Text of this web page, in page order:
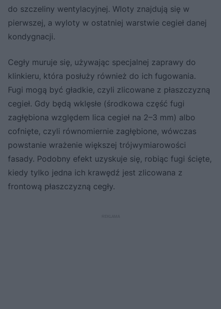
do szczeliny wentylacyjnej. Wloty znajdują się w
pierwszej, a wyloty w ostatniej warstwie cegieł danej
kondygnacji.
Cegły muruje się, używając specjalnej zaprawy do
klinkieru, która posłuży również do ich fugowania.
Fugi mogą być gładkie, czyli zlicowane z płaszczyzną
cegieł. Gdy będą wklęsłe (środkowa część fugi
zagłębiona względem lica cegieł na 2–3 mm) albo
cofnięte, czyli równomiernie zagłębione, wówczas
powstanie wrażenie większej trójwymiarowości
fasady. Podobny efekt uzyskuje się, robiąc fugi ścięte,
kiedy tylko jedna ich krawędź jest zlicowana z
frontową płaszczyzną cegły.